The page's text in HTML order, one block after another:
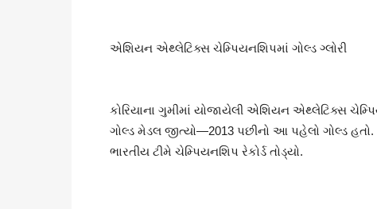
એશિયન એથ્લેટિક્સ ચેમ્પિયનશિપમાં ગોલ્ડ ગ્લોરી
કોરિયાના ગુમીમાં યોજાયેલી એશિયન એથ્લેટિક્સ
ગોલ્ડ મેડલ જીત્યો—2013 પછીનો આ પહેલો ગોલ્ડ
ભારતીય ટીમે ચેમ્પિયનશિપ રેકોર્ડ તોડ્યો.